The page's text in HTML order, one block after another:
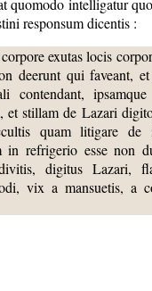
quomodo intelligatur
responsum dicentis :
exutas locis
deerunt qui faveant,
contendant,
et stillam de Lazari
quam litigare de
in refrigerio esse non
digitus Lazari,
vix a mansuetis, a